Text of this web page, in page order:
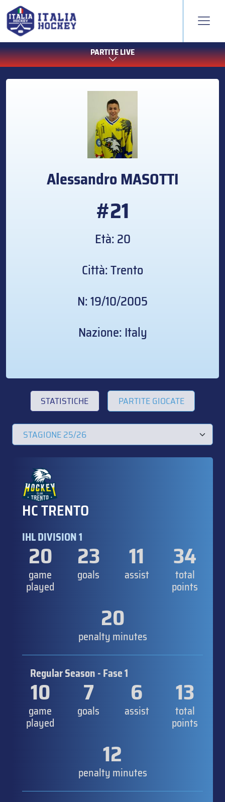
PARTITE LIVE
AlessandroMASOTTI
#21
Età: 20
Città: Trento
N: 19/10/2005
Nazione: Italy
STATISTICHE PARTITE GIOCATE
HC TRENTO
IHL DIVISION 1
20
game
played
23
goals
11
assist
34
total
points
20
penalty minutes
Regular Season - Fase 1
10
game
played
7
goals
6
assist
13
total
points
12
penalty minutes